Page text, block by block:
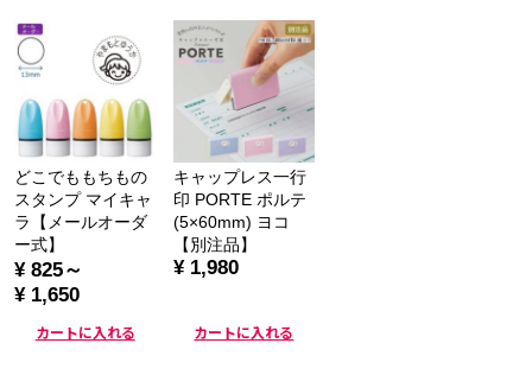
どこでももちもの
スタンプ マイキャ
ラ【メールオーダ
ー式】
¥ 825～
¥ 1,650
カートに入れる
キャップレス一行
印 PORTE ポルテ
(5×60mm) ヨコ
【別注品】
¥ 1,980
カートに入れる